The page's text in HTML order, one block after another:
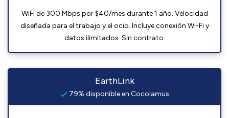
WiFi de 300 Mbps por $40/mes durante 1 año. Velocidad
diseñada para el trabajo y el ocio. Incluye conexión Wi-Fi y
datos ilimitados. Sin contrato.
EarthLink
79% disponible en Cocolamus